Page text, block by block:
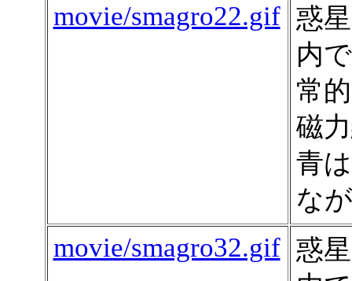
movie/smagro22.gif 惑
内
常
磁
青
な
movie/smagro32.gif 惑